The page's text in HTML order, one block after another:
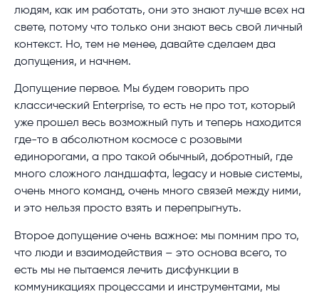
людям, как им работать, они это знают лучше всех на
свете, потому что только они знают весь свой личный
контекст. Но, тем не менее, давайте сделаем два
допущения, и начнем.
Допущение первое. Мы будем говорить про
классический Enterprise, то есть не про тот, который
уже прошел весь возможный путь и теперь находится
где-то в абсолютном космосе с розовыми
единорогами, а про такой обычный, добротный, где
много сложного ландшафта, legacy и новые системы,
очень много команд, очень много связей между ними,
и это нельзя просто взять и перепрыгнуть.
Второе допущение очень важное: мы помним про то,
что люди и взаимодействия – это основа всего, то
есть мы не пытаемся лечить дисфункции в
коммуникациях процессами и инструментами, мы